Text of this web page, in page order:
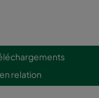
relation